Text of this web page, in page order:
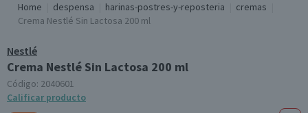
Home despensa harinas-postres-y-reposteria
cremas
Crema Nestlé Sin Lactosa 200 ml
Nestlé
Crema Nestlé Sin Lactosa 200 ml
Código: 2040601
Calificar producto